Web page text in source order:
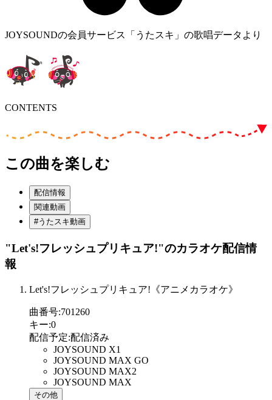
JOYSOUNDの会員サービス「うたスキ」の歌唱データより
CONTENTS
この曲を楽しむ
配信情報
関連動画
#うたスキ動画
"Let's!フレッシュプリキュア!"のカラオケ配信情
報
Let's!フレッシュプリキュア!《アニメカラオケ》
曲番号:701260
キー:0
配信予定:配信済み
JOYSOUND X1
JOYSOUND MAX GO
JOYSOUND MAX2
JOYSOUND MAX
その他